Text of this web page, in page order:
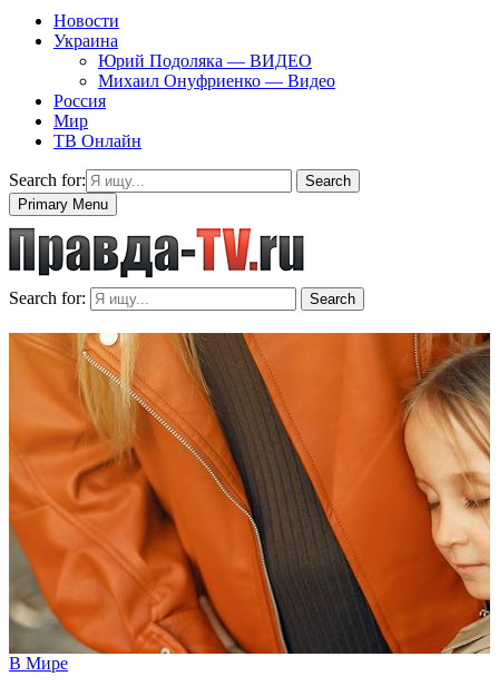
Новости
Украина
Юрий Подоляка — ВИДЕО
Михаил Онуфриенко — Видео
Россия
Мир
ТВ Онлайн
Search for:
Search
Primary Menu
Search for: Search
В Мире